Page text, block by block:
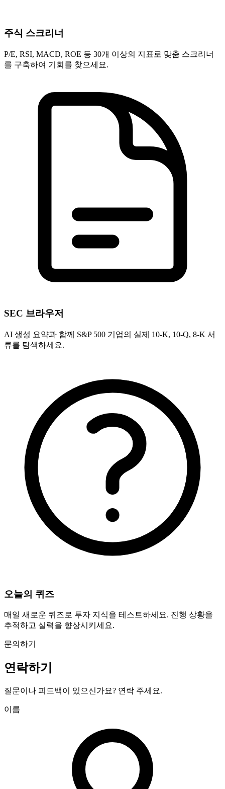
주식 스크리너
P/E, RSI, MACD, ROE 등 30개 이상의 지표로 맞춤 스크리너
를 구축하여 기회를 찾으세요.
SEC 브라우저
AI 생성 요약과 함께 S&P 500 기업의 실제 10-K, 10-Q, 8-K 서
류를 탐색하세요.
오늘의 퀴즈
매일 새로운 퀴즈로 투자 지식을 테스트하세요. 진행 상황을
추적하고 실력을 향상시키세요.
문의하기
연락하기
질문이나 피드백이 있으신가요? 연락 주세요.
이름